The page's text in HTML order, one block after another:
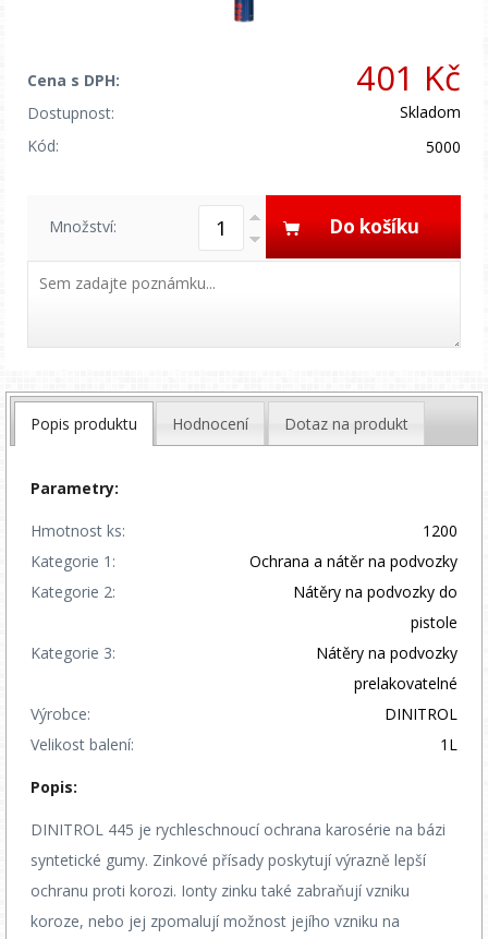
Cena s DPH: 401 Kč
Dostupnost:
Skladom
Kód:
5000
Množství: Do košíku
Popis produktu Hodnocení Dotaz na produkt
Parametry:
Hmotnost ks:
1200
Kategorie 1:
Ochrana a nátěr na podvozky
Kategorie 2:
Nátěry na podvozky do
pistole
Kategorie 3:
Nátěry na podvozky
prelakovatelné
Výrobce:
DINITROL
Velikost balení:
1L
Popis:
DINITROL 445 je rychleschnoucí ochrana karosérie na bázi
syntetické gumy. Zinkové přísady poskytují výrazně lepší
ochranu proti korozi. Ionty zinku také zabraňují vzniku
koroze, nebo jej zpomalují možnost jejího vzniku na